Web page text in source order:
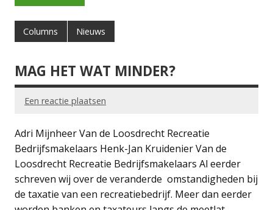
Columns Nieuws
MAG HET WAT MINDER?
Een reactie plaatsen
Adri Mijnheer Van de Loosdrecht Recreatie
Bedrijfsmakelaars Henk-Jan Kruidenier Van de
Loosdrecht Recreatie Bedrijfsmakelaars Al eerder
schreven wij over de veranderde omstandigheden bij
de taxatie van een recreatiebedrijf. Meer dan eerder